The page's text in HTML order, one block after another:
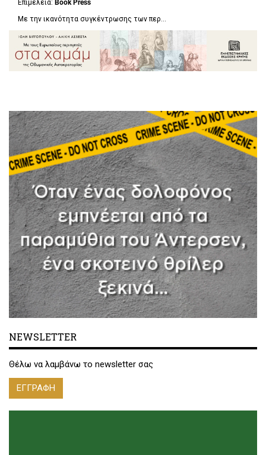
Επιμέλεια: Book Press
Με την ικανότητα συγκέντρωσης των περ...
NEWSLETTER
Θέλω να λαμβάνω το newsletter σας
ΕΓΓΡΑΦΗ